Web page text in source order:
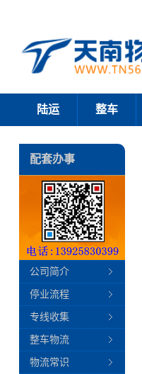
陆运 整车
配套办事
公司简介
停业流程
专线收集
整车物流
物流常识